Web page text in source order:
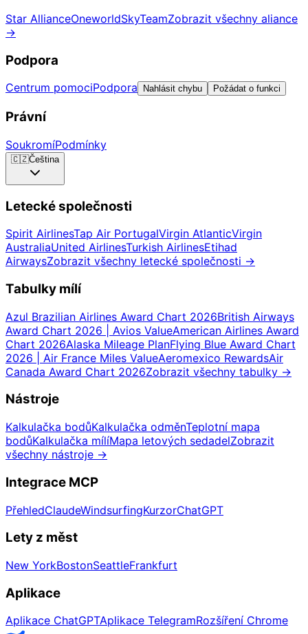
Star AllianceOneworldSkyTeamZobrazit všechny aliance
→
Podpora
Centrum pomociPodpora Nahlásit chybu Požádat o funkci
Právní
SoukromíPodmínky
🇨🇿Čeština
Letecké společnosti
Spirit AirlinesTap Air PortugalVirgin AtlanticVirgin
AustraliaUnited AirlinesTurkish AirlinesEtihad
AirwaysZobrazit všechny letecké společnosti →
Tabulky mílí
Azul Brazilian Airlines Award Chart 2026British Airways
Award Chart 2026 | Avios ValueAmerican Airlines Award
Chart 2026Alaska Mileage PlanFlying Blue Award Chart
2026 | Air France Miles ValueAeromexico RewardsAir
Canada Award Chart 2026Zobrazit všechny tabulky →
Nástroje
Kalkulačka bodůKalkulačka odměnTeplotní mapa
bodůKalkulačka mílíMapa letových sedadelZobrazit
všechny nástroje →
Integrace MCP
PřehledClaudeWindsurfingKurzorChatGPT
Lety z měst
New YorkBostonSeattleFrankfurt
Aplikace
Aplikace ChatGPTAplikace TelegramRozšíření Chrome